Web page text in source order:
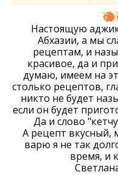
Настоящую
Абхазии, а мы
рецептам, и
красивое, да и
думаю, имеем на
столько рецептов,
никто не будет
если он будет
Да и слово
А рецепт вкусный,
варю я не так
время, и